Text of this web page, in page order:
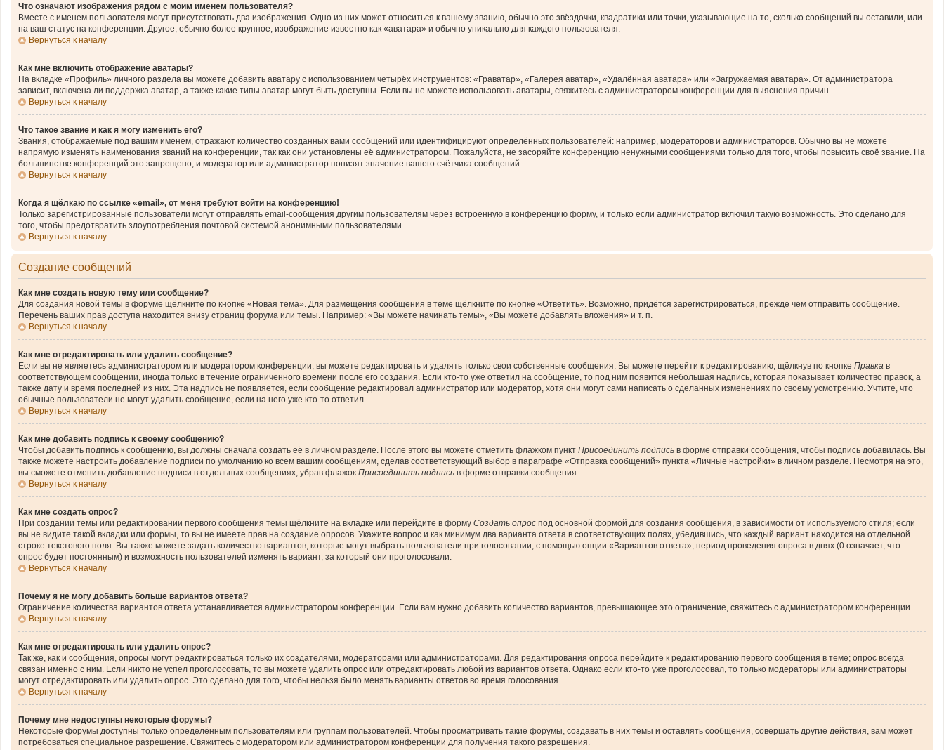
Что означают изображения рядом с моим именем пользователя?
Вместе с именем пользователя могут присутствовать два изображения. Одно из них может относиться к вашему званию, обычно это звёздочки, квадратики или точки, указывающие на то, сколько сообщений вы оставили, или
на ваш статус на конференции. Другое, обычно более крупное, изображение известно как «аватара» и обычно уникально для каждого пользователя.
Вернуться к началу
Как мне включить отображение аватары?
На вкладке «Профиль» личного раздела вы можете добавить аватару с использованием четырёх инструментов: «Граватар», «Галерея аватар», «Удалённая аватара» или «Загружаемая аватара». От администратора
зависит, включена ли поддержка аватар, а также какие типы аватар могут быть доступны. Если вы не можете использовать аватары, свяжитесь с администратором конференции для выяснения причин.
Вернуться к началу
Что такое звание и как я могу изменить его?
Звания, отображаемые под вашим именем, отражают количество созданных вами сообщений или идентифицируют определённых пользователей: например, модераторов и администраторов. Обычно вы не можете
напрямую изменять наименования званий на конференции, так как они установлены её администратором. Пожалуйста, не засоряйте конференцию ненужными сообщениями только для того, чтобы повысить своё звание. На
большинстве конференций это запрещено, и модератор или администратор понизят значение вашего счётчика сообщений.
Вернуться к началу
Когда я щёлкаю по ссылке «email», от меня требуют войти на конференцию!
Только зарегистрированные пользователи могут отправлять email-сообщения другим пользователям через встроенную в конференцию форму, и только если администратор включил такую возможность. Это сделано для
того, чтобы предотвратить злоупотребления почтовой системой анонимными пользователями.
Вернуться к началу
Создание сообщений
Как мне создать новую тему или сообщение?
Для создания новой темы в форуме щёлкните по кнопке «Новая тема». Для размещения сообщения в теме щёлкните по кнопке «Ответить». Возможно, придётся зарегистрироваться, прежде чем отправить сообщение.
Перечень ваших прав доступа находится внизу страниц форума или темы. Например: «Вы можете начинать темы», «Вы можете добавлять вложения» и т. п.
Вернуться к началу
Как мне отредактировать или удалить сообщение?
Если вы не являетесь администратором или модератором конференции, вы можете редактировать и удалять только свои собственные сообщения. Вы можете перейти к редактированию, щёлкнув по кнопке Правка в
соответствующем сообщении, иногда только в течение ограниченного времени после его создания. Если кто-то уже ответил на сообщение, то под ним появится небольшая надпись, которая показывает количество правок, а
также дату и время последней из них. Эта надпись не появляется, если сообщение редактировал администратор или модератор, хотя они могут сами написать о сделанных изменениях по своему усмотрению. Учтите, что
обычные пользователи не могут удалить сообщение, если на него уже кто-то ответил.
Вернуться к началу
Как мне добавить подпись к своему сообщению?
Чтобы добавить подпись к сообщению, вы должны сначала создать её в личном разделе. После этого вы можете отметить флажком пункт Присоединить подпись в форме отправки сообщения, чтобы подпись добавилась. Вы
также можете настроить добавление подписи по умолчанию ко всем вашим сообщениям, сделав соответствующий выбор в параграфе «Отправка сообщений» пункта «Личные настройки» в личном разделе. Несмотря на это,
вы сможете отменить добавление подписи в отдельных сообщениях, убрав флажок Присоединить подпись в форме отправки сообщения.
Вернуться к началу
Как мне создать опрос?
При создании темы или редактировании первого сообщения темы щёлкните на вкладке или перейдите в форму Создать опрос под основной формой для создания сообщения, в зависимости от используемого стиля; если
вы не видите такой вкладки или формы, то вы не имеете прав на создание опросов. Укажите вопрос и как минимум два варианта ответа в соответствующих полях, убедившись, что каждый вариант находится на отдельной
строке текстового поля. Вы также можете задать количество вариантов, которые могут выбрать пользователи при голосовании, с помощью опции «Вариантов ответа», период проведения опроса в днях (0 означает, что
опрос будет постоянным) и возможность пользователей изменять вариант, за который они проголосовали.
Вернуться к началу
Почему я не могу добавить больше вариантов ответа?
Ограничение количества вариантов ответа устанавливается администратором конференции. Если вам нужно добавить количество вариантов, превышающее это ограничение, свяжитесь с администратором конференции.
Вернуться к началу
Как мне отредактировать или удалить опрос?
Так же, как и сообщения, опросы могут редактироваться только их создателями, модераторами или администраторами. Для редактирования опроса перейдите к редактированию первого сообщения в теме; опрос всегда
связан именно с ним. Если никто не успел проголосовать, то вы можете удалить опрос или отредактировать любой из вариантов ответа. Однако если кто-то уже проголосовал, то только модераторы или администраторы
могут отредактировать или удалить опрос. Это сделано для того, чтобы нельзя было менять варианты ответов во время голосования.
Вернуться к началу
Почему мне недоступны некоторые форумы?
Некоторые форумы доступны только определённым пользователям или группам пользователей. Чтобы просматривать такие форумы, создавать в них темы и оставлять сообщения, совершать другие действия, вам может
потребоваться специальное разрешение. Свяжитесь с модератором или администратором конференции для получения такого разрешения.